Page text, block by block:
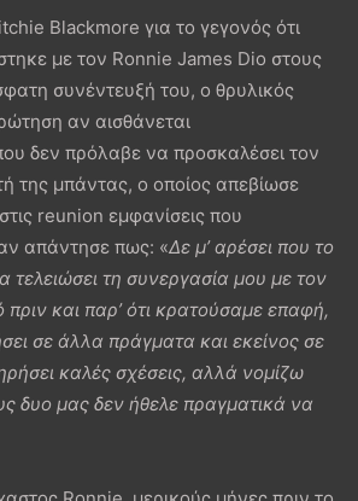
Blackmore για το γεγονός ότι
με τον Ronnie James Dio στους
συνέντευξή του, ο θρυλικός
αν αισθάνεται
δεν πρόλαβε να προσκαλέσει τον
της μπάντας, ο οποίος απεβίωσε
reunion εμφανίσεις που
απάντησε πως: «Δε μ’ αρέσει που το
τελειώσει τη συνεργασία μου με τον
και παρ’ ότι κρατούσαμε επαφή,
σε άλλα πράγματα και εκείνος σε
καλές σχέσεις, αλλά νομίζω
δυο μας δεν ήθελε πραγματικά να